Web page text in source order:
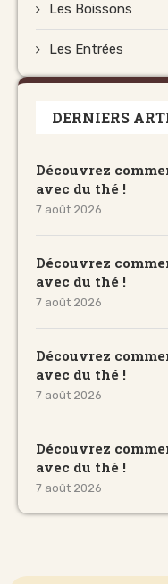
Les Boissons
Les Entrées
DERNIERS
Découvrez
avec du thé !
7 août 2026
Découvrez
avec du thé !
7 août 2026
Découvrez
avec du thé !
7 août 2026
Découvrez
avec du thé !
7 août 2026